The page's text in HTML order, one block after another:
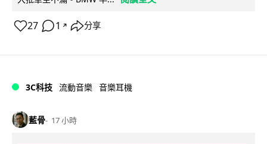
27 1 ↗ 分享
3C科技 流動音樂 音樂耳機
藍骨 17 小時